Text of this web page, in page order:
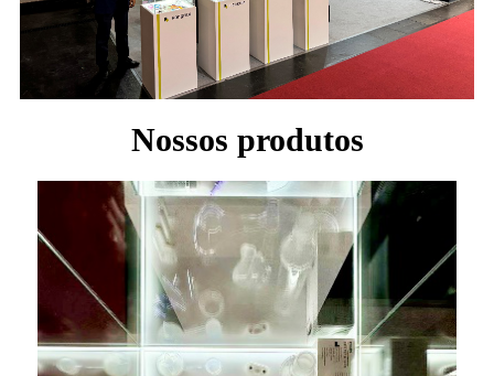
Nossos produtos